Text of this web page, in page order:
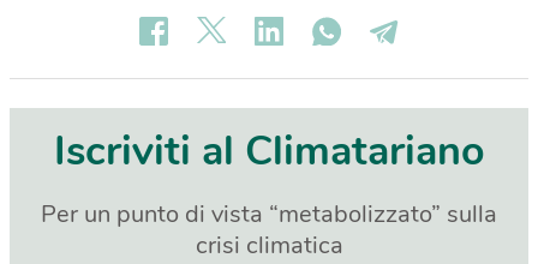
Iscriviti al Climatariano
Per un punto di vista “metabolizzato” sulla
crisi climatica